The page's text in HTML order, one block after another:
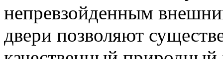
непревзойденным
двери позволяют